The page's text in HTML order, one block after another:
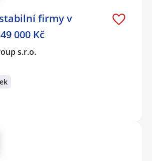
firmy v
000 Kč
s.r.o.